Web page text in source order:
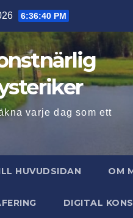
6:36:41 PM
varje dag som ett
HUVUDSIDAN OM
DIGITAL